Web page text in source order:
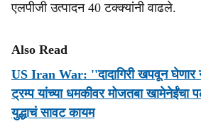
एलपीजी उत्पादन 40 टक्क्यांनी वाढले.
Also Read
US Iran War: ''दादागिरी खपवून घेणार
ट्रम्प यांच्या धमकीवर मोजतबा खामेनेईंचा
युद्धाचं सावट कायम